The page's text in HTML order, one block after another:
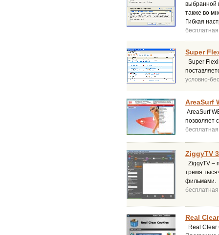
выбранной
также во
Гибкая
бесплатная
Super
Super
условно-
AreaSurf
AreaSurf
позволяет
бесплатная
ZiggyTV
ZiggyTV –
тремя
фильмами.
бесплатная
Real
Real Clear